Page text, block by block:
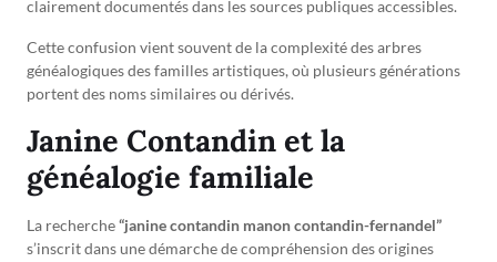
clairement documentés dans les sources publiques accessibles.
Cette confusion vient souvent de la complexité des arbres
généalogiques des familles artistiques, où plusieurs générations
portent des noms similaires ou dérivés.
Janine Contandin et la
généalogie familiale
La recherche“janine contandin manon contandin-fernandel”
s’inscrit dans une démarche de compréhension des origines